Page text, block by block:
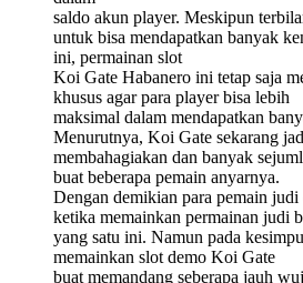
saldo akun player. Meskipun
untuk bisa mendapatkan banyak
ini, permainan slot
Koi Gate Habanero ini tetap saja
khusus agar para player bisa lebih
maksimal dalam mendapatkan
Menurutnya, Koi Gate sekarang
membahagiakan dan banyak
buat beberapa pemain anyarnya.
Dengan demikian para pemain judi
ketika memainkan permainan judi
yang satu ini. Namun pada
memainkan slot demo Koi Gate
buat memandang seberapa jauh